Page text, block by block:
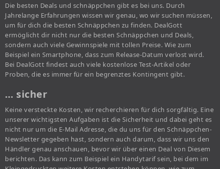
Die besten Deals und schnäppchen gibt es bei uns. Durch
Jahrelange Erfahrungen wissen wir genau, wo wir suchen müssen,
um für dich die besten Schnäppchen zu finden. DealGott
ermöglicht dir nicht nur die besten Schnäppchen und Deals,
sondern auch viele Gewinnspiele mit tollen Preise. Wie zum
Beispiel ein Smartphone, dass zum Release-Datum verlost wird.
Bei DealGott findest auch viele kostenlose Test-Artikel oder
Proben, die es immer für ein begrenztes Kontingent gibt.
… sicher
Keine versteckte Kosten, wir recherchieren für dich sorgfältig. Eine
unserer wichtigsten Aufgaben ist die Sicherheit und dabei geht es
nicht nur um die E-Mail Adresse, die du uns für den Schnäppchen-
Newsletter gegeben hast, sondern auch darum, dass wir uns den
Händler genau anschauen, bevor wir über einen Deal von Diesem
berichten. Das kann zum Beispiel ein Handytarif sein, bei dem im